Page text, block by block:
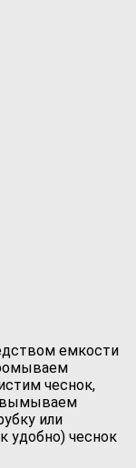
емкости
чеснок,
вымываем
или
удобно) чеснок